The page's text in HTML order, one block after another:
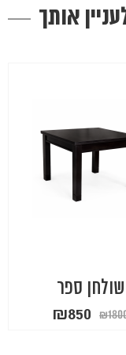
אותך
שולחן ספר
₪
המחיר
₪850